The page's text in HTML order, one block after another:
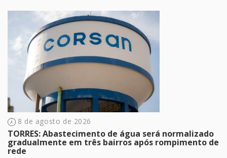
8 de agosto de 2026
TORRES: Abastecimento de água será normalizado
gradualmente em três bairros após rompimento de
rede